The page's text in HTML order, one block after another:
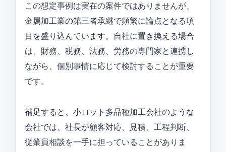
この想定事例は実在の案件ではありませんが、
金属加工業の第三者承継で頻繁に論点となる項
目を盛り込んでいます。自社に置き換える場合
は、財務、税務、法務、労務の専門家と連携し
ながら、個別事情に応じて検討することが重要
です。
補足すると、小ロット多品種加工会社のような
会社では、社長が顧客対応、見積、工程判断、
従業員相談を一手に担っていることがありま